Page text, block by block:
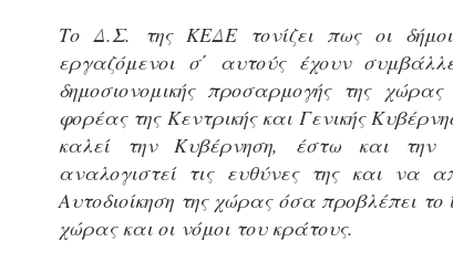
Το Δ.Σ. της ΚΕΔΕ τονίζει πως οι
εργαζόμενοι σ΄ αυτούς έχουν
δημοσιονομικής προσαρμογής της
φορέας της Κεντρικής και Γενικής
καλεί την Κυβέρνηση, έστω και την
αναλογιστεί τις ευθύνες της και να
Αυτοδιοίκηση της χώρας όσα προβλέπει
χώρας και οι νόμοι του κράτους.
Δημοσιεύθηκε στο ΦΕΚ Β' 1682/26-
τίτλο: «Εισαγωγική Εκπαίδευση -
ένστολου προσωπικού της
MAR
19
Φωτορεπορτάζ από τις
νεοπροσληφθέντων